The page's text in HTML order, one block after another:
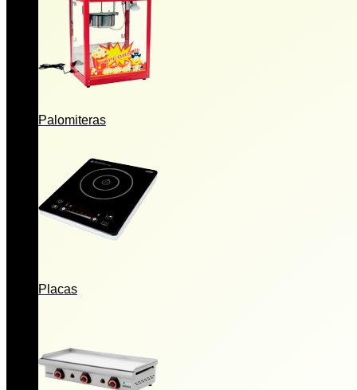
Palomiteras
Placas